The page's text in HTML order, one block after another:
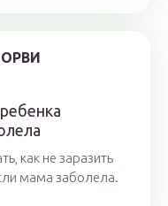
как не заразить
мама заболела.